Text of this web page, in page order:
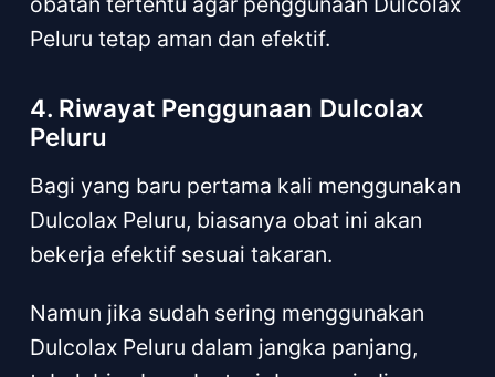
Peluru tetap aman dan efektif.
4. Riwayat Penggunaan Dulcolax
Peluru
Bagi yang baru pertama kali menggunakan
Dulcolax Peluru, biasanya obat ini akan
bekerja efektif sesuai takaran.
Namun jika sudah sering menggunakan
Dulcolax Peluru dalam jangka panjang,